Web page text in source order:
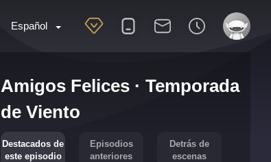
Español
Amigos Felices · Temporada
de Viento
Destacados de
este episodio
Episodios
anteriores
Detrás de
escenas